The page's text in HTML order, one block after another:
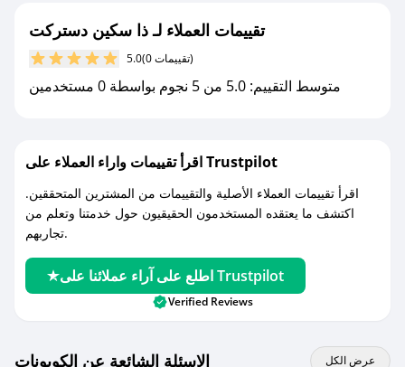
تقييمات العملاء لـ ذا سكين دستركت
5.0 (0 تقييمات)
متوسط التقييم: 5.0 من 5 نجوم بواسطة 0 مستخدمين
اقرأ تقييمات واراء العملاء على Trustpilot
اقرأ تقييمات العملاء الأصلية والتقييمات من المشترين المتحققين.
اكتشف ما يعتقده المستخدمون الحقيقيون حول خدمتنا وتعلم من
تجاربهم.
اطلع على آراء عملائنا على Trustpilot
Verified Reviews
الاسئلة الشائعة عن الكوبونات عرض الكل